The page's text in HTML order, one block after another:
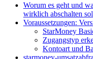
Worum es geht und
wirklich abschalten
Voraussetzungen:
StarMoney
Zugangstyp
Kontoart und
starmoney-